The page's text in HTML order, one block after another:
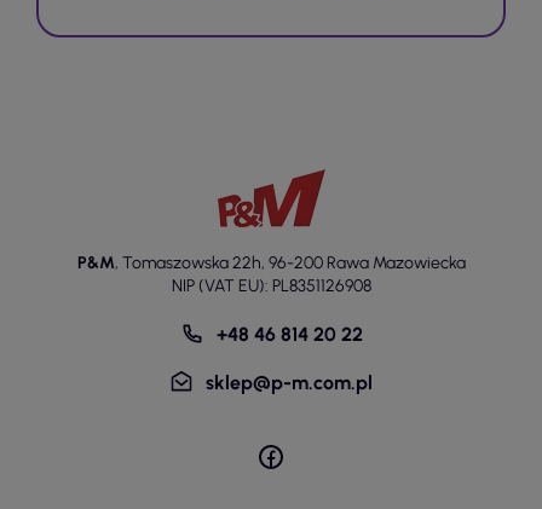
P&M, Tomaszowska 22h, 96-200 Rawa Mazowiecka
NIP (VAT EU): PL8351126908
+48 46 814 20 22
sklep@p-m.com.pl